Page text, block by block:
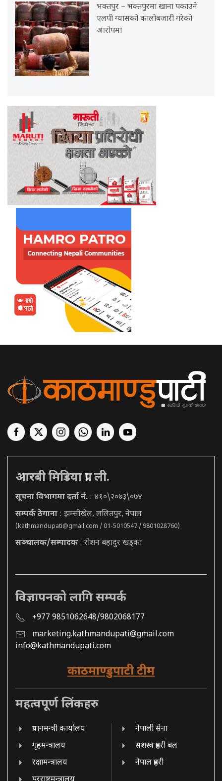
भक्तपुर – भक्तपुरमा खाना पकाउने
एलपी ग्यासको कालोबजारी गरेको
आरोपमा
आरबी मिडिया प्रा. ली.
सूचना विभागमा दर्ता नं. : ४१०\२०७३\०७४
सम्पर्क ठेगाना : झम्सीखेल, ललितपुर, नेपाल
(kathmandupati@gmail.com / 01-5010547 / 9801028760)
सञ्चालक/सम्पादक : रोशन बहादुर खड्का
विज्ञापनको लागि सम्पर्क
+977 9851062648/9802068177
marketing.kathmandupati@gmail.com
info@kathmandupati.com
काठमाण्डुपाटी टीम
महत्वपूर्ण लिंकहरु
प्रधानमन्त्री कार्यालय
गृहमन्त्रालय
रक्षामन्त्रालय
नेपाली सेना
सशस्त्र प्रहरी बल
नेपाल प्रहरी